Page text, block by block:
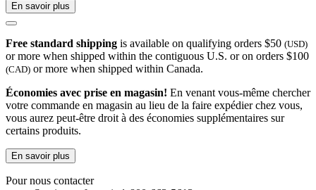
En savoir plus
Free standard shipping is available on qualifying orders $50 (USD)
or more when shipped within the contiguous U.S. or on orders $100
(CAD) or more when shipped within Canada.
Économies avec prise en magasin! En venant vous-même chercher
votre commande en magasin au lieu de la faire expédier chez vous,
vous aurez peut-être droit à des économies supplémentaires sur
certains produits.
En savoir plus
Pour nous contacter